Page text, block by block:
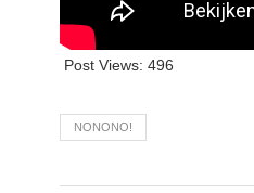
Post Views: 496
NONONO!